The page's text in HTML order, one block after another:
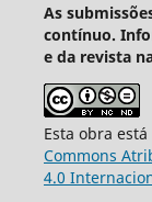
As
contínuo.
e da revista
Esta obra
Commons
4.0